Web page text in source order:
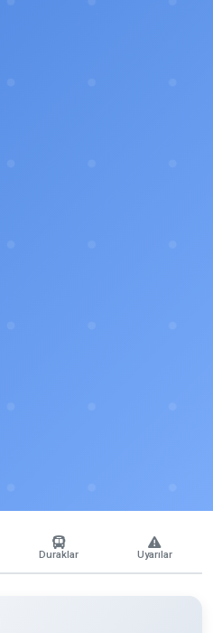
Duraklar Uyarılar